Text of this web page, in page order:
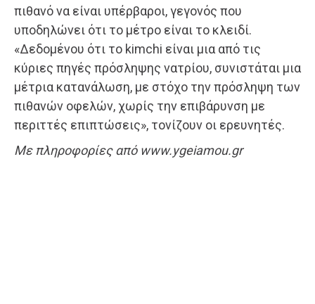
πιθανό να είναι υπέρβαροι, γεγονός που
υποδηλώνει ότι το μέτρο είναι το κλειδί.
«Δεδομένου ότι το kimchi είναι μια από τις
κύριες πηγές πρόσληψης νατρίου, συνιστάται μια
μέτρια κατανάλωση, με στόχο την πρόσληψη των
πιθανών οφελών, χωρίς την επιβάρυνση με
περιττές επιπτώσεις», τονίζουν οι ερευνητές.
Με πληροφορίες από www.ygeiamou.gr